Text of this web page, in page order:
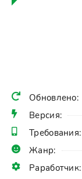
Обновлено:
Версия:
Требования:
Жанр:
Раработчик: